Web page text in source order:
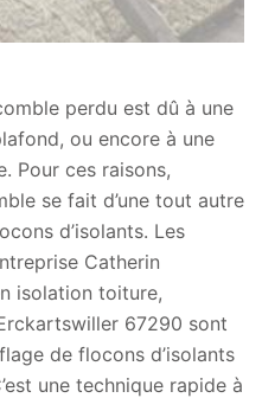
perdu est dû à une
ou encore à une
Pour ces raisons,
se fait d’une tout autre
d’isolants. Les
Catherin
isolation toiture,
67290 sont
de flocons d’isolants
une technique rapide à